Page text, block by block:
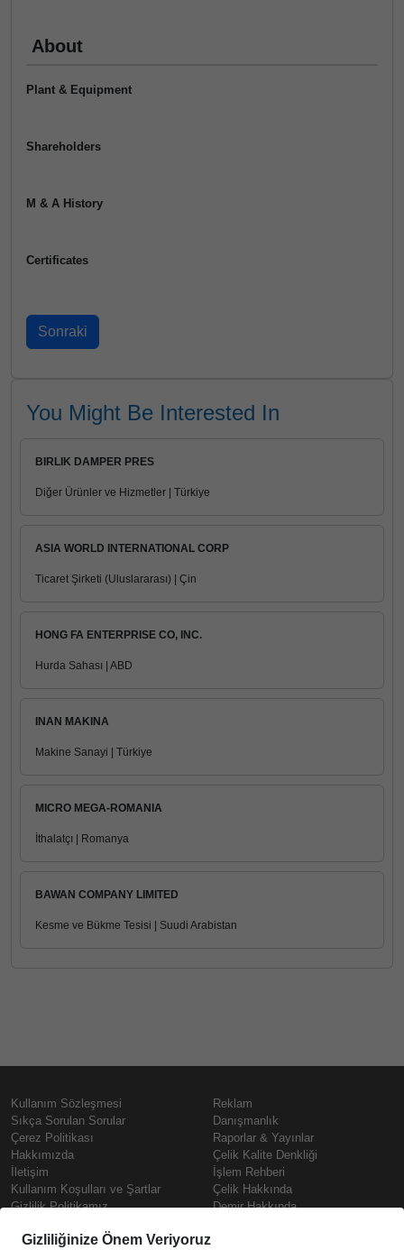
About
Plant & Equipment
Shareholders
M & A History
Certificates
You Might Be Interested In
BIRLIK DAMPER PRES
Diğer Ürünler ve Hizmetler | Türkiye
ASIA WORLD INTERNATIONAL CORP
Ticaret Şirketi (Uluslararası) | Çin
HONG FA ENTERPRISE CO, INC.
Hurda Sahası | ABD
INAN MAKINA
Makine Sanayi | Türkiye
MICRO MEGA-ROMANIA
İthalatçı | Romanya
BAWAN COMPANY LIMITED
Kesme ve Bükme Tesisi | Suudi Arabistan
Kullanım Sözleşmesi
Sıkça Sorulan Sorular
Çerez Politikası
Hakkımızda
İletişim
Kullanım Koşulları ve Şartlar
Gizlilik Politikamız
Prime
Reklam
Danışmanlık
Raporlar & Yayınlar
Çelik Kalite Denkliği
İşlem Rehberi
Çelik Hakkında
Demir Hakkında